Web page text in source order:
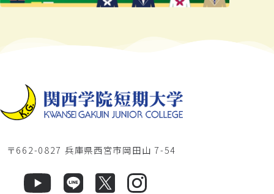
〒662-0827 兵庫県西宮市岡田山 7-54